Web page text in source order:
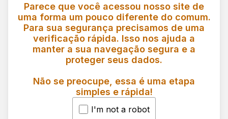
Parece que você acessou nosso site de
uma forma um pouco diferente do comum.
Para sua segurança precisamos de uma
verificação rápida. Isso nos ajuda a
manter a sua navegação segura e a
proteger seus dados.
Não se preocupe, essa é uma etapa
simples e rápida!
I'm not a robot